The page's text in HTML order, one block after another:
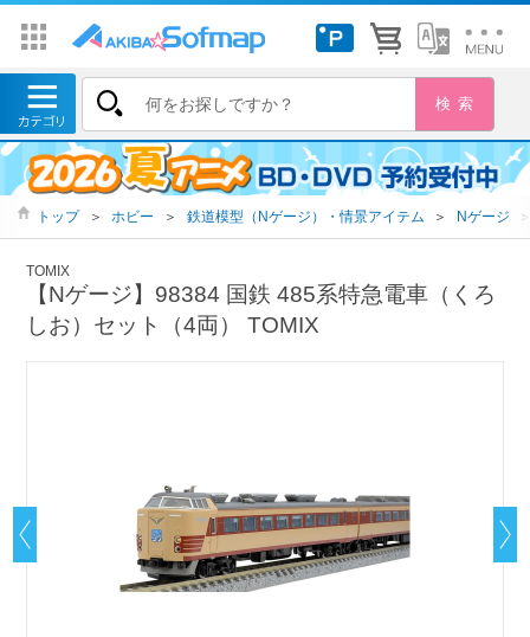
トップ ＞ ホビー ＞ 鉄道模型（Nゲージ）・情景アイテム ＞ Nゲージ
TOMIX
【Nゲージ】98384 国鉄 485系特急電車（くろ
しお）セット（4両） TOMIX